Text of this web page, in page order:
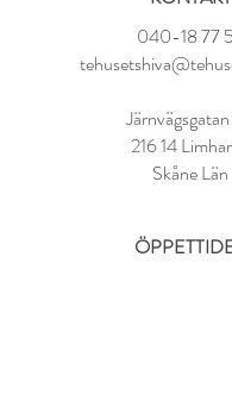
1,5 tsk per kopp.
Låt dra i 3-4 minuter.
040-18 77
216 14
Skåne Län